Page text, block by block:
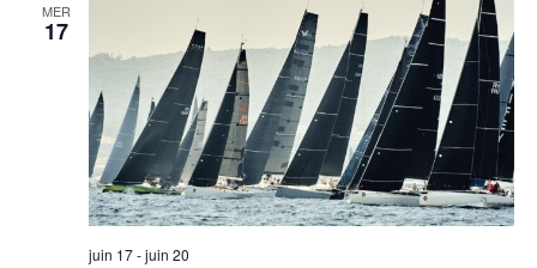
MER
17
juin 17-juin 20